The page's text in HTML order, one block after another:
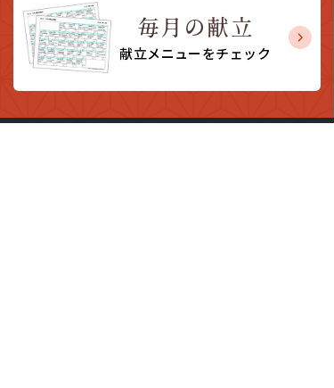
毎月の献立
献立メニューをチェック